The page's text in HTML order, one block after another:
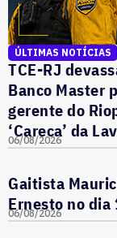
ÚLTIMAS NOTÍCIAS
TCE-RJ
Banco Master
gerente do
‘Careca’ da
06/08/2026
Gaitista
Ernesto no dia
06/08/2026